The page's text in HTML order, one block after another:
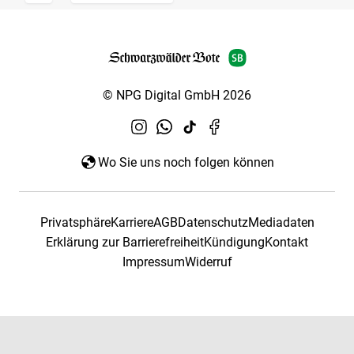
© NPG Digital GmbH 2026
Wo Sie uns noch folgen können
PrivatsphäreKarriereAGBDatenschutzMediadaten
Erklärung zur BarrierefreiheitKündigungKontakt
ImpressumWiderruf